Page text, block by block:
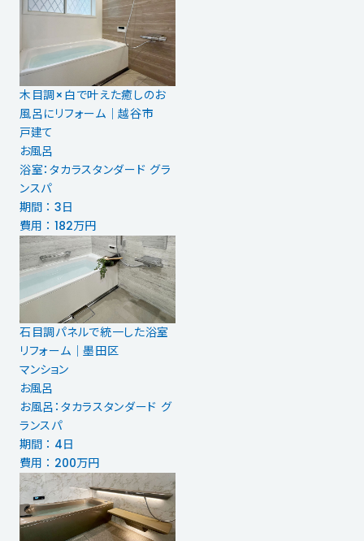
木目調×白で叶えた癒しのお
風呂にリフォーム｜越谷市
戸建て
お風呂
浴室：タカラスタンダード グラ
ンスパ
期間 ： 3日
費用 ： 182万円
石目調パネルで統一した浴室
リフォーム｜墨田区
マンション
お風呂
お風呂：タカラスタンダード グ
ランスパ
期間 ： 4日
費用 ： 200万円